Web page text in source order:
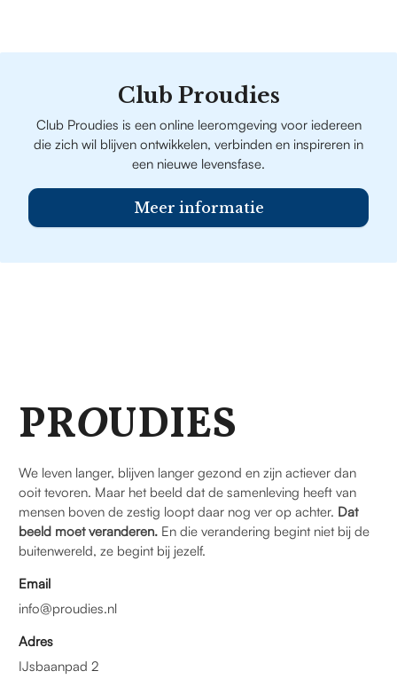
Club Proudies
Club Proudies is een online leeromgeving voor iedereen
die zich wil blijven ontwikkelen, verbinden en inspireren in
een nieuwe levensfase.
Meer informatie
PROUDIES
We leven langer, blijven langer gezond en zijn actiever dan
ooit tevoren. Maar het beeld dat de samenleving heeft van
mensen boven de zestig loopt daar nog ver op achter. Dat
beeld moet veranderen. En die verandering begint niet bij de
buitenwereld, ze begint bij jezelf.
Email
info@proudies.nl
Adres
IJsbaanpad 2